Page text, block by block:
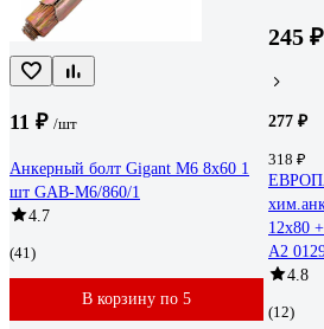
11 ₽ /шт
Анкерный болт Gigant М6 8x60 1
шт GAB-M6/860/1
4.7
(41)
В корзину по 5
245 ₽
277 ₽
318 ₽
12х80
A2
4.8
(12)